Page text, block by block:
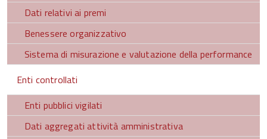
Dati relativi ai premi
Benessere organizzativo
Sistema di misurazione e valutazione della performance
Enti controllati
Enti pubblici vigilati
Dati aggregati attività amministrativa